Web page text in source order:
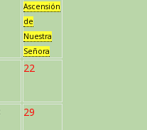
Ascensión
de
Nuestra
Señora
22
29